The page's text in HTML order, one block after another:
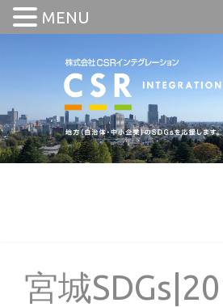
宮城
MENU